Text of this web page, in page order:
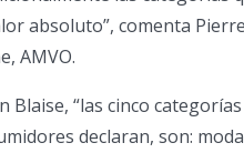
absoluto”, comenta
AMVO.
Blaise, “las cinco
declaran, son: